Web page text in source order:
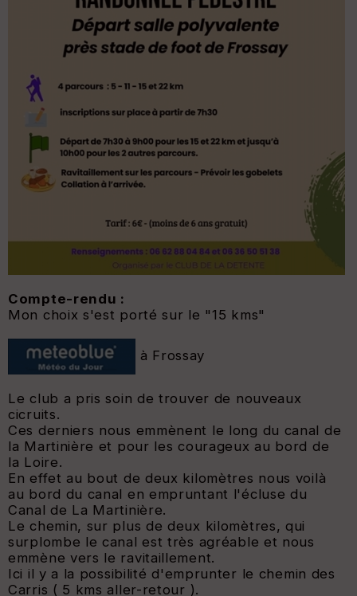
Compte-rendu :
Mon choix s'est porté sur le "15 kms"
à Frossay
Le club a pris soin de trouver de nouveaux
cicruits.
Ces derniers nous emmènent le long du canal de
la Martinière et pour les courageux au bord de
la Loire.
En effet au bout de deux kilomètres nous voilà
au bord du canal en empruntant l'écluse du
Canal de La Martinière.
Le chemin, sur plus de deux kilomètres, qui
surplombe le canal est très agréable et nous
emmène vers le ravitaillement.
Ici il y a la possibilité d'emprunter le chemin des
Carris ( 5 kms aller-retour ).